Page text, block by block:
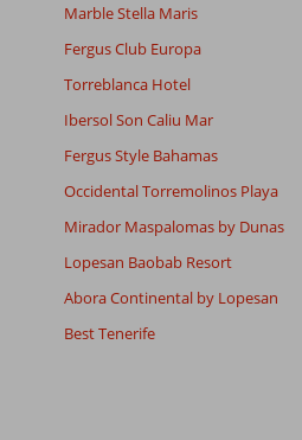
Marble Stella Maris
Fergus Club Europa
Torreblanca Hotel
Ibersol Son Caliu Mar
Fergus Style Bahamas
Occidental Torremolinos Playa
Mirador Maspalomas by Dunas
Lopesan Baobab Resort
Abora Continental by Lopesan
Best Tenerife